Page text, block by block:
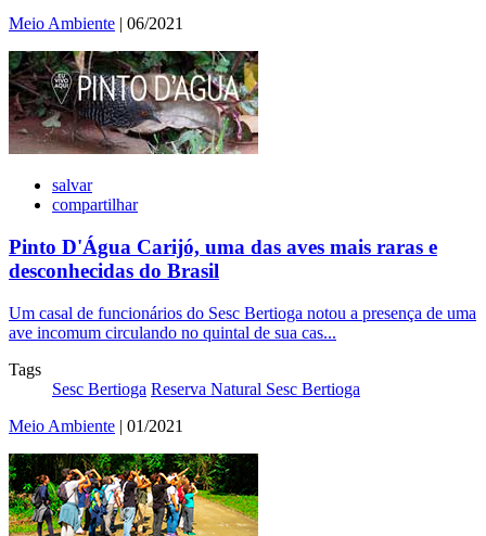
Meio Ambiente | 06/2021
salvar
compartilhar
Pinto D'Água Carijó, uma das aves mais raras e
desconhecidas do Brasil
Um casal de funcionários do Sesc Bertioga notou a presença de uma
ave incomum circulando no quintal de sua cas...
Tags
Sesc Bertioga Reserva Natural Sesc Bertioga
Meio Ambiente | 01/2021